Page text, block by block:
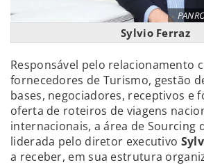
Sylvio Ferraz
Responsável pelo relacionamento
fornecedores de Turismo, gestão
bases, negociadores, receptivos e
oferta de roteiros de viagens
internacionais, a área de Sourcing
liderada pelo diretor executivo
a receber, em sua estrutura